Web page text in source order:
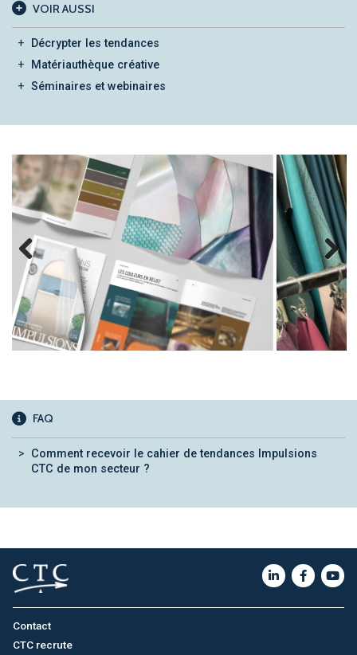
VOIR AUSSI
Décrypter les tendances
Matériauthèque créative
Séminaires et webinaires
Previous Next
FAQ
Comment recevoir le cahier de tendances Impulsions
CTC de mon secteur ?
Contact
CTC recrute